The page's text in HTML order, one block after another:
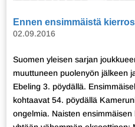
Ennen ensimmäistä
02.09.2016
Suomen yleisen sarjan
muuttuneen puolenyön jälkeen
Ebeling 3. pöydällä.
kohtaavat 54. pöydällä
ongelmia. Naisten